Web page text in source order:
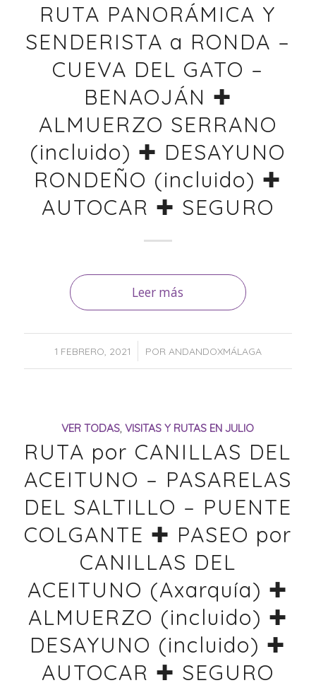
RUTA PANORÁMICA Y
SENDERISTA a RONDA –
CUEVA DEL GATO –
BENAOJÁN ✚
ALMUERZO SERRANO
(incluido) ✚ DESAYUNO
RONDEÑO (incluido) ✚
AUTOCAR ✚ SEGURO
Leer más
1 FEBRERO, 2021
/ POR ANDANDOXMÁLAGA
VER TODAS,VISITAS Y RUTAS EN JULIO
RUTA por CANILLAS DEL
ACEITUNO – PASARELAS
DEL SALTILLO – PUENTE
COLGANTE ✚ PASEO por
CANILLAS DEL
ACEITUNO (Axarquía) ✚
ALMUERZO (incluido) ✚
DESAYUNO (incluido) ✚
AUTOCAR ✚ SEGURO